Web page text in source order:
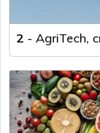
2 - AgriTech,